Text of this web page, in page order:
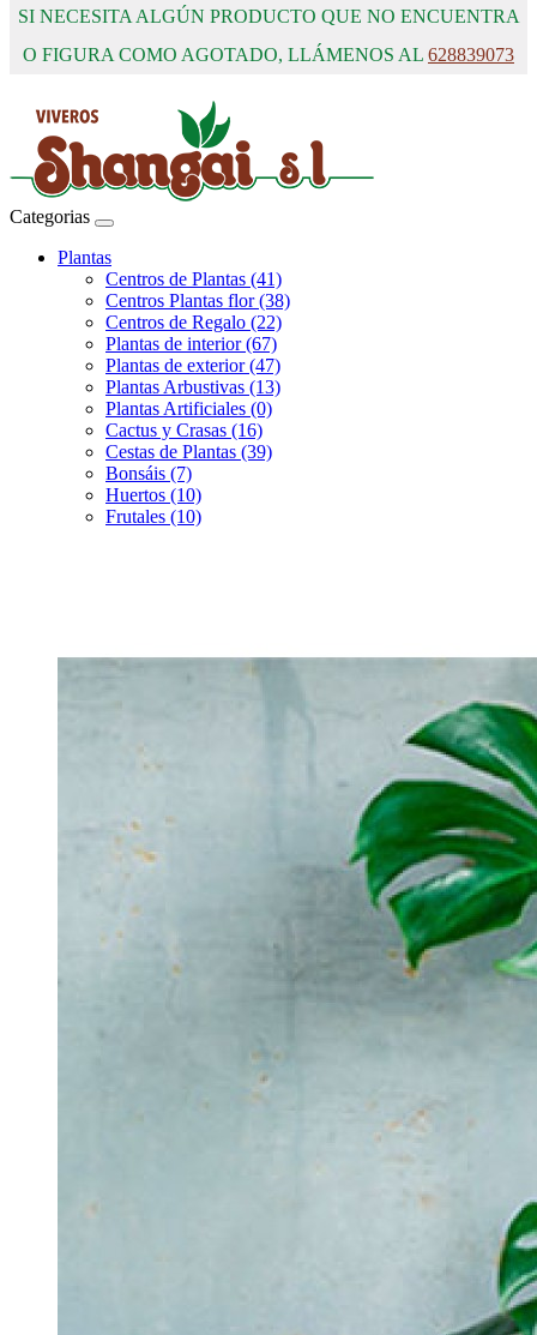
SI NECESITA ALGÚN PRODUCTO QUE NO ENCUENTRA
O FIGURA COMO AGOTADO, LLÁMENOS AL 628839073
Categorias
Plantas
Centros de Plantas (41)
Centros Plantas flor (38)
Centros de Regalo (22)
Plantas de interior (67)
Plantas de exterior (47)
Plantas Arbustivas (13)
Plantas Artificiales (0)
Cactus y Crasas (16)
Cestas de Plantas (39)
Bonsáis (7)
Huertos (10)
Frutales (10)